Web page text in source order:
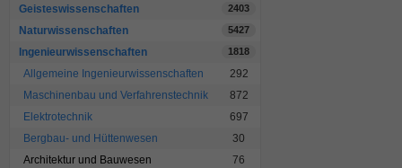
Geisteswissenschaften 2403
Naturwissenschaften 5427
Ingenieurwissenschaften 1818
Allgemeine Ingenieurwissenschaften
292
Maschinenbau und Verfahrenstechnik
872
Elektrotechnik
697
Bergbau- und Hüttenwesen
30
Architektur und Bauwesen
76